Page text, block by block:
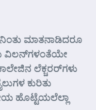
ಮಾತನಾಡಿದರೂ
ವಿಲನ್‌ಗಳಂತೆಯೇ
ಲೆಕ್ಚರರ್‌ಗಳು
ಕುರಿತು
ಹೊಟ್ಟೆಯಲೆಲ್ಲಾ